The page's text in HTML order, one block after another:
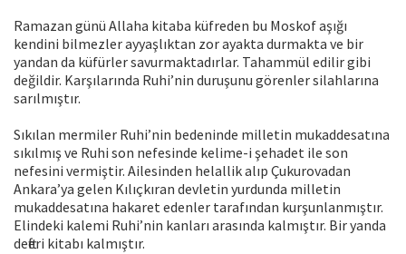
Ramazan günü Allaha kitaba küfreden bu Moskof aşığı
kendini bilmezler ayyaşlıktan zor ayakta durmakta ve bir
yandan da küfürler savurmaktadırlar. Tahammül edilir gibi
değildir. Karşılarında Ruhi’nin duruşunu görenler silahlarına
sarılmıştır.
Sıkılan mermiler Ruhi’nin bedeninde milletin mukaddesatına
sıkılmış ve Ruhi son nefesinde kelime-i şehadet ile son
nefesini vermiştir. Ailesinden helallik alıp Çukurovadan
Ankara’ya gelen Kılıçkıran devletin yurdunda milletin
mukaddesatına hakaret edenler tarafından kurşunlanmıştır.
Elindeki kalemi Ruhi’nin kanları arasında kalmıştır. Bir yanda
defteri kitabı kalmıştır.